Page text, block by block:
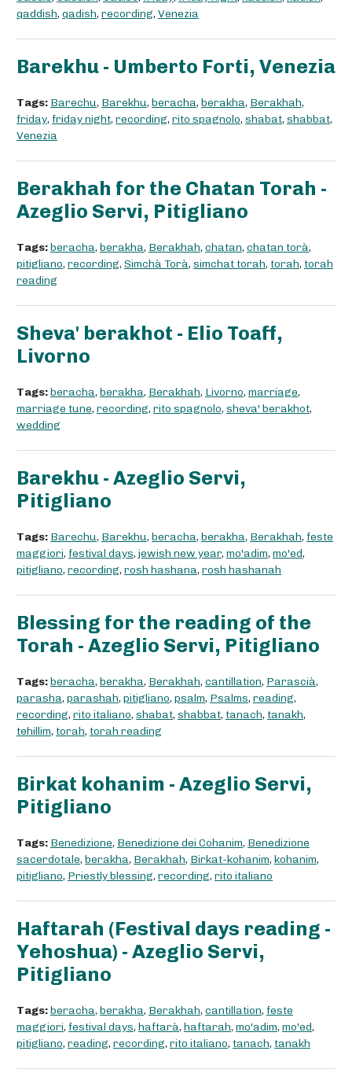
qaddish, qadish, recording, Venezia
Barekhu - Umberto Forti, Venezia
Tags: Barechu, Barekhu, beracha, berakha, Berakhah,
friday, friday night, recording, rito spagnolo, shabat, shabbat,
Venezia
Berakhah for the Chatan Torah -
Azeglio Servi, Pitigliano
Tags:beracha, berakha, Berakhah, chatan, chatan torà,
pitigliano, recording, Simchà Torà, simchat torah, torah, torah
reading
Sheva' berakhot - Elio Toaff,
Livorno
Tags:beracha, berakha, Berakhah, Livorno, marriage,
marriage tune, recording, rito spagnolo, sheva' berakhot,
wedding
Barekhu - Azeglio Servi,
Pitigliano
Tags: Barechu, Barekhu, beracha, berakha, Berakhah, feste
maggiori, festival days, jewish new year, mo'adim, mo'ed,
pitigliano, recording, rosh hashana, rosh hashanah
Blessing for the reading of the
Torah - Azeglio Servi, Pitigliano
Tags:beracha, berakha, Berakhah, cantillation, Parascià,
parasha, parashah, pitigliano, psalm, Psalms, reading,
recording, rito italiano, shabat, shabbat, tanach, tanakh,
tehillim, torah, torah reading
Birkat kohanim - Azeglio Servi,
Pitigliano
Tags: Benedizione, Benedizione dei Cohanim, Benedizione
sacerdotale, berakha, Berakhah, Birkat-kohanim, kohanim,
pitigliano, Priestly blessing, recording, rito italiano
Haftarah (Festival days reading -
Yehoshua) - Azeglio Servi,
Pitigliano
Tags:beracha, berakha, Berakhah, cantillation, feste
maggiori, festival days, haftarà, haftarah, mo'adim, mo'ed,
pitigliano, reading, recording, rito italiano, tanach, tanakh